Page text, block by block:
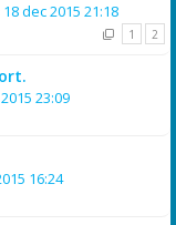
18 dec 2015 21:18
1 2
23:09
16:24